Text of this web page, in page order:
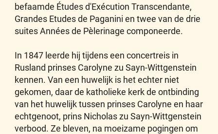
befaamde Études d'Exécution Transcendante,
Grandes Etudes de Paganini en twee van de drie
suites Années de Pèlerinage componeerde.
In 1847 leerde hij tijdens een concertreis in
Rusland prinses Carolyne zu Sayn-Wittgenstein
kennen. Van een huwelijk is het echter niet
gekomen, daar de katholieke kerk de ontbinding
van het huwelijk tussen prinses Carolyne en haar
echtgenoot, prins Nicholas zu Sayn-Wittgenstein
verbood. Ze bleven, na moeizame pogingen om